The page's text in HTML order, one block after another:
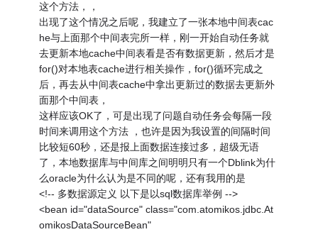
这个方法，，
出现了这个情况之后呢，我建立了一张本地中间表cac
he与上面那个中间表完所一样，刚一开始自动任务就
去更新本地cache中间表看是否有数据更新，然后才是
for()对本地表cache进行相关操作，for()循环完成之
后，再去从中间表cache中拿出更新过的数据去更新外
面那个中间表，
这样应该OK了，可是出现了问题自动任务会每隔一段
时间来调用这个方法 ，也许是因为我设置的间隔时间
比较短60秒，还是报上面数据连接过多，超级无语
了，本地数据库与中间库之间明明只有一个Dblink为什
么oracle为什么认为是不同的呢，还有我用的是
<!-- 多数据源定义 以下是以sql数据库举例 -->
<bean id="dataSource" class="com.atomikos.jdbc.At
omikosDataSourceBean"